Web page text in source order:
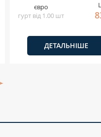
євро
гурт від 1.00 шт
ДЕТАЛЬНІШЕ